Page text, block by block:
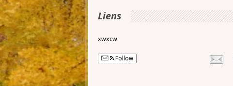
Liens
xwxcw
Follow